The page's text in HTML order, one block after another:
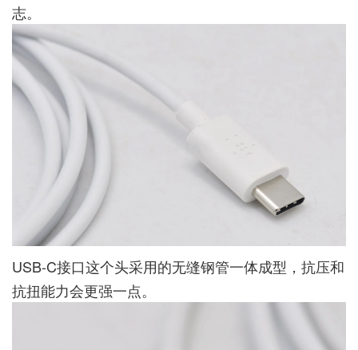
志。
USB-C接口这个头采用的无缝钢管一体成型，抗压和
抗扭能力会更强一点。